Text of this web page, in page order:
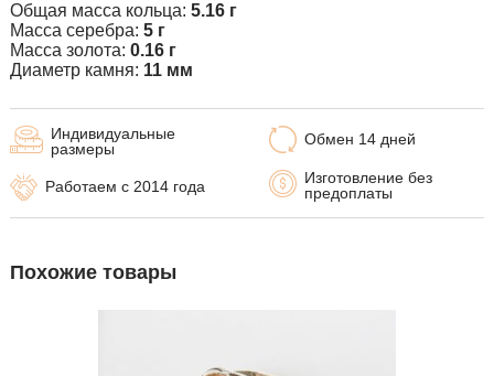
Общая масса кольца: 5.16 г
Масса серебра: 5 г
Масса золота: 0.16 г
Диаметр камня: 11 мм
Обмен 14 дней
Изготовление без
предоплаты
Индивидуальные
размеры
Работаем с 2014 года
Похожие товары